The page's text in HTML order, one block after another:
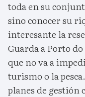
toda en su
sino conocer su
interesante la
Guarda a Porto
que no va a
turismo o la
planes de